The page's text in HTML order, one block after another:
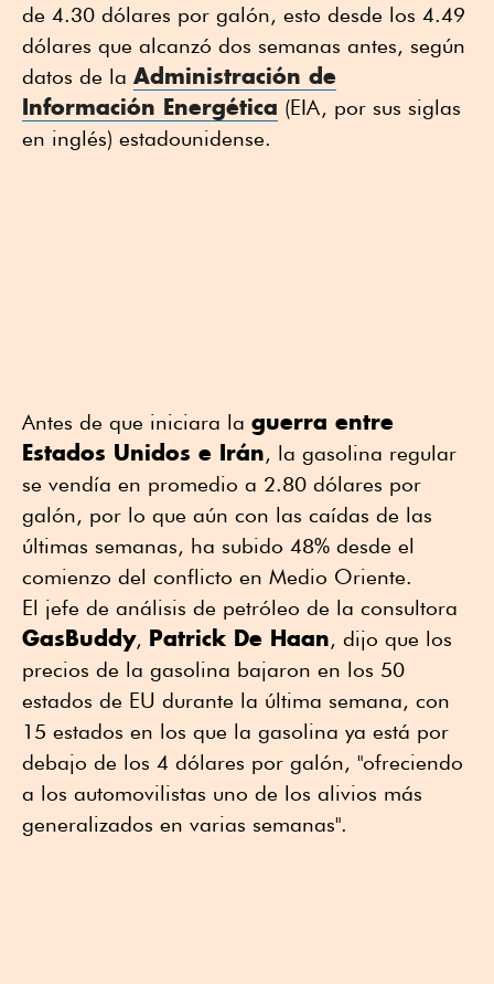
de 4.30 dólares por galón, esto desde los 4.49
dólares que alcanzó dos semanas antes, según
datos de la Administración de
Información Energética (EIA, por sus siglas
en inglés) estadounidense.
Antes de que iniciara la guerra entre
Estados Unidos e Irán, la gasolina regular
se vendía en promedio a 2.80 dólares por
galón, por lo que aún con las caídas de las
últimas semanas, ha subido 48% desde el
comienzo del conflicto en Medio Oriente.
El jefe de análisis de petróleo de la consultora
GasBuddy, Patrick De Haan, dijo que los
precios de la gasolina bajaron en los 50
estados de EU durante la última semana, con
15 estados en los que la gasolina ya está por
debajo de los 4 dólares por galón, "ofreciendo
a los automovilistas uno de los alivios más
generalizados en varias semanas".